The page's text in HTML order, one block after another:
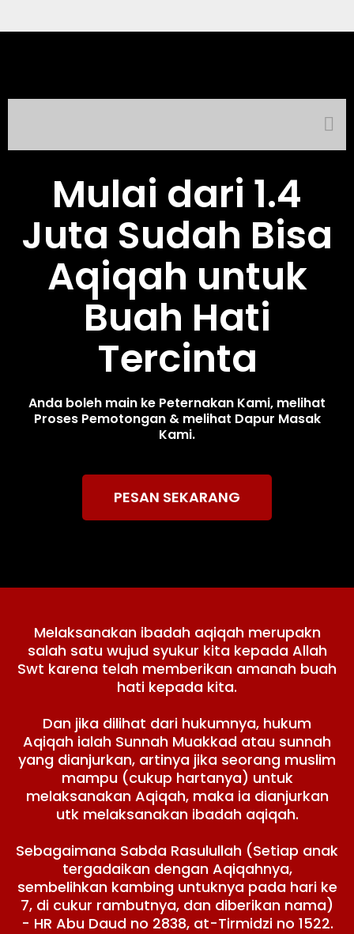
Mulai dari 1.4
Juta Sudah Bisa
Aqiqah untuk
Buah Hati
Tercinta
Anda boleh main ke Peternakan Kami, melihat
Proses Pemotongan & melihat Dapur Masak
Kami.
PESAN SEKARANG
Melaksanakan ibadah aqiqah merupakn
salah satu wujud syukur kita kepada Allah
Swt karena telah memberikan amanah buah
hati kepada kita.
Dan jika dilihat dari hukumnya, hukum
Aqiqah ialah Sunnah Muakkad atau sunnah
yang dianjurkan, artinya jika seorang muslim
mampu (cukup hartanya) untuk
melaksanakan Aqiqah, maka ia dianjurkan
utk melaksanakan ibadah aqiqah.
Sebagaimana Sabda Rasulullah (Setiap anak
tergadaikan dengan Aqiqahnya,
sembelihkan kambing untuknya pada hari ke
7, di cukur rambutnya, dan diberikan nama)
- HR Abu Daud no 2838, at-Tirmidzi no 1522.